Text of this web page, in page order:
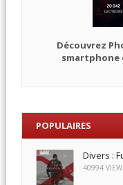
Découvrez
smartphone
POPULAIRES
Divers :
40994